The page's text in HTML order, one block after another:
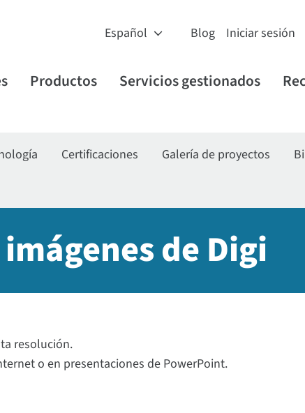
Blog Iniciar sesión
Productos Servicios gestionados
Certificaciones Galería de proyectos
de Digi
resolución.
o en presentaciones de PowerPoint.